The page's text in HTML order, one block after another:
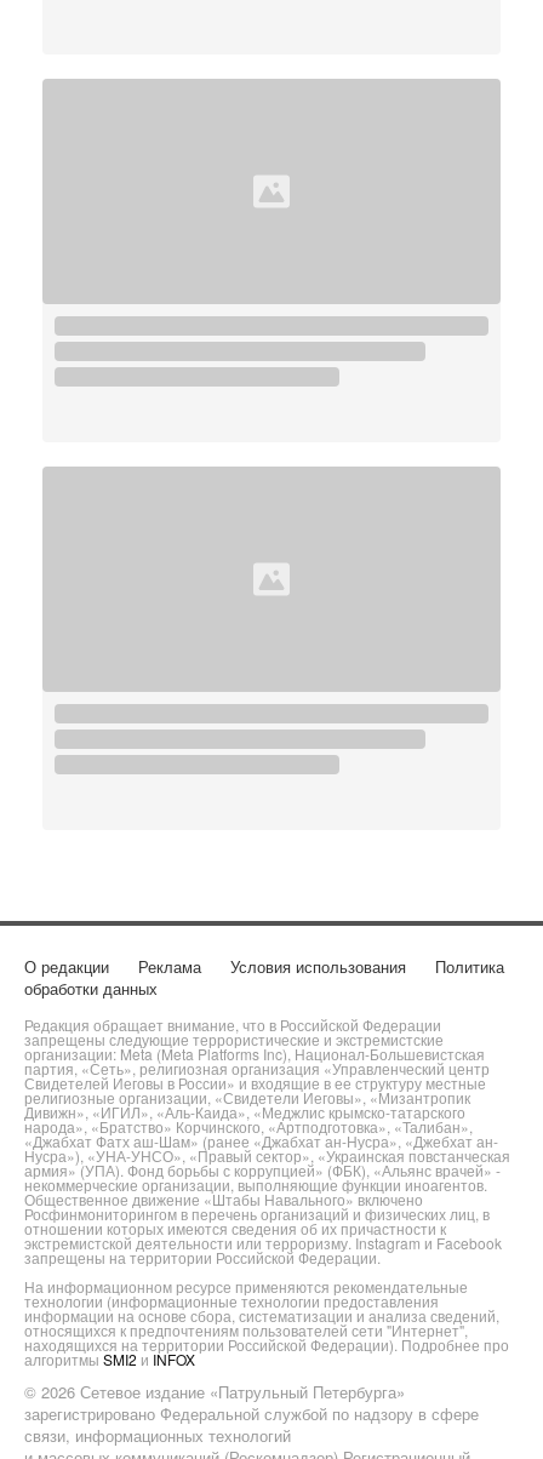
О редакции Реклама Условия использования
Политика
обработки данных
Редакция обращает внимание, что в Российской Федерации
запрещены следующие террористические и экстремистские
организации: Meta (Meta Platforms Inc), Национал-Большевистская
партия, «Сеть», религиозная организация «Управленческий центр
Свидетелей Иеговы в России» и входящие в ее структуру местные
религиозные организации, «Свидетели Иеговы», «Мизантропик
Дивижн», «ИГИЛ», «Аль-Каида», «Меджлис крымско-татарского
народа», «Братство» Корчинского, «Артподготовка», «Талибан»,
«Джабхат Фатх аш-Шам» (ранее «Джабхат ан-Нусра», «Джебхат ан-
Нусра»), «УНА-УНСО», «Правый сектор», «Украинская повстанческая
армия» (УПА). Фонд борьбы с коррупцией» (ФБК), «Альянс врачей» -
некоммерческие организации, выполняющие функции иноагентов.
Общественное движение «Штабы Навального» включено
Росфинмониторингом в перечень организаций и физических лиц, в
отношении которых имеются сведения об их причастности к
экстремистской деятельности или терроризму. Instagram и Facebook
запрещены на территории Российской Федерации.
На информационном ресурсе применяются рекомендательные
технологии (информационные технологии предоставления
информации на основе сбора, систематизации и анализа сведений,
относящихся к предпочтениям пользователей сети "Интернет",
находящихся на территории Российской Федерации). Подробнее про
алгоритмы SMI2 и INFOX
© 2026 Сетевое издание «Патрульный Петербурга»
зарегистрировано Федеральной службой по надзору в сфере
связи, информационных технологий